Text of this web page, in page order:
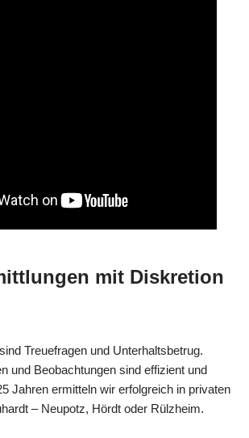
mit Diskretion
Treuefragen und Unterhaltsbetrug.
und Beobachtungen sind effizient und
Jahren ermitteln wir erfolgreich in privaten
– Neupotz, Hördt oder Rülzheim.